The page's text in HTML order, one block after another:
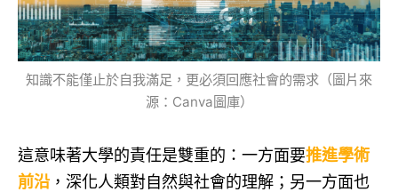
知識不能僅止於自我滿足，更必須回應社會的需求（圖片來
源：Canva圖庫）
這意味著大學的責任是雙重的：一方面要推進學術
前沿 ，深化人類對自然與社會的理解；另一方面也